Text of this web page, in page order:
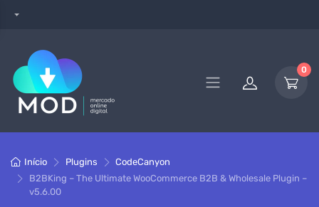
0
Início Plugins
CodeCanyon
B2BKing – The Ultimate WooCommerce B2B & Wholesale Plugin –
v5.6.00